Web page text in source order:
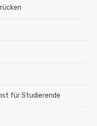
für Studierende